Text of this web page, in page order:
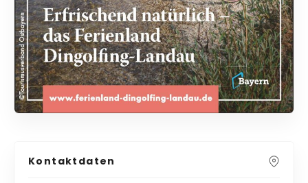
Kontaktdaten